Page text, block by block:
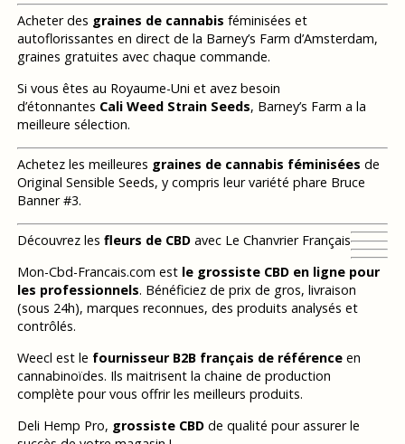
Acheter des graines de cannabis féminisées et
autoflorissantes en direct de la Barney’s Farm d’Amsterdam,
graines gratuites avec chaque commande.
Si vous êtes au Royaume-Uni et avez besoin
d’étonnantes Cali Weed Strain Seeds, Barney’s Farm a la
meilleure sélection.
Achetez les meilleures graines de cannabis féminisées de
Original Sensible Seeds, y compris leur variété phare Bruce
Banner #3.
Découvrez les fleurs de CBDavec Le Chanvrier Français
Mon-Cbd-Francais.com est le grossiste CBD en ligne pour
les professionnels. Bénéficiez de prix de gros, livraison
(sous 24h), marques reconnues, des produits analysés et
contrôlés.
Weecl est le fournisseur B2B français de référenceen
cannabinoïdes. Ils maitrisent la chaine de production
complète pour vous offrir les meilleurs produits.
Deli Hemp Pro, grossiste CBDde qualité pour assurer le